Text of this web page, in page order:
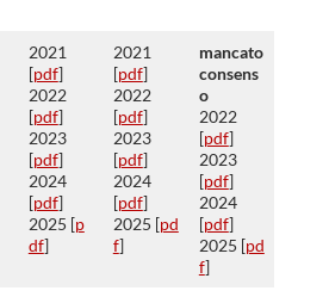
2021
[pdf]
2022
[pdf]
2023
[pdf]
2024
[pdf]
2025 [p
df]
2021
[pdf]
2022
[pdf]
2023
[pdf]
2024
[pdf]
2025 [pd
f]
mancato
consens
o
2022
[pdf]
2023
[pdf]
2024
[pdf]
2025 [pd
f]